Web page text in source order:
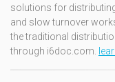
solutions for
and slow turnover
the traditional
through i6doc.com.